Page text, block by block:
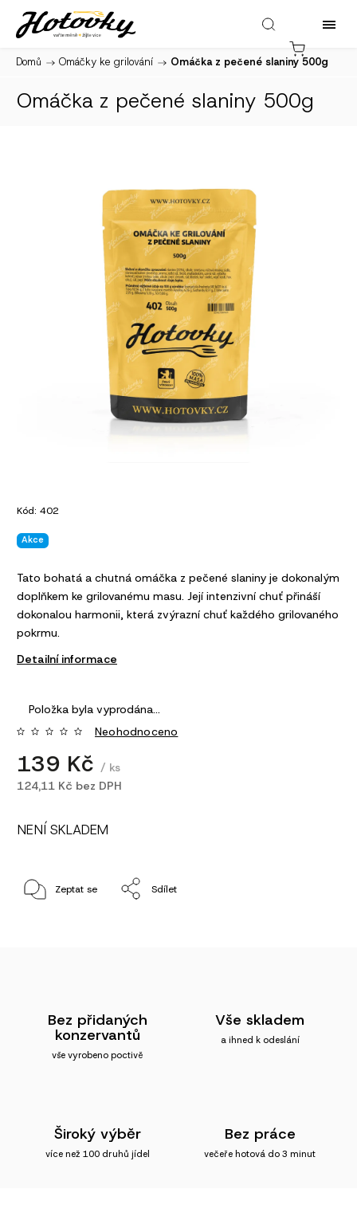
Domů / Omáčky ke grilování / Omáčka z pečené slaniny 500g
Omáčka z pečené slaniny 500g
Kód: 402
Akce
Tato bohatá a chutná omáčka z pečené slaniny je dokonalým
doplňkem ke grilovanému masu. Její intenzivní chuť přináší
dokonalou harmonii, která zvýrazní chuť každého grilovaného
pokrmu.
Detailní informace
Položka byla vyprodána…
Neohodnoceno
139 Kč / ks
124,11 Kč bez DPH
NENÍ SKLADEM
Zeptat se Sdílet
Bez přidaných
konzervantů
vše vyrobeno poctivě
Vše skladem
a ihned k odeslání
Široký výběr
více než 100 druhů jídel
Bez práce
večeře hotová do 3 minut